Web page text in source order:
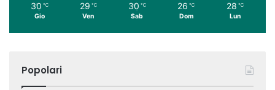
30 ℃
Gio
29 ℃
Ven
30 ℃
Sab
26 ℃
Dom
28 ℃
Lun
Popolari